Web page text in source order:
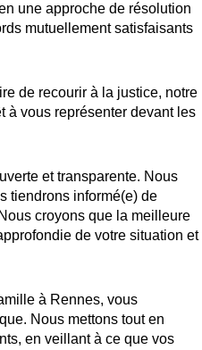
une approche de résolution
mutuellement satisfaisants
de recourir à la justice, notre
à vous représenter devant les
et transparente. Nous
tiendrons informé(e) de
croyons que la meilleure
de votre situation et
à Rennes, vous
Nous mettons tout en
en veillant à ce que vos